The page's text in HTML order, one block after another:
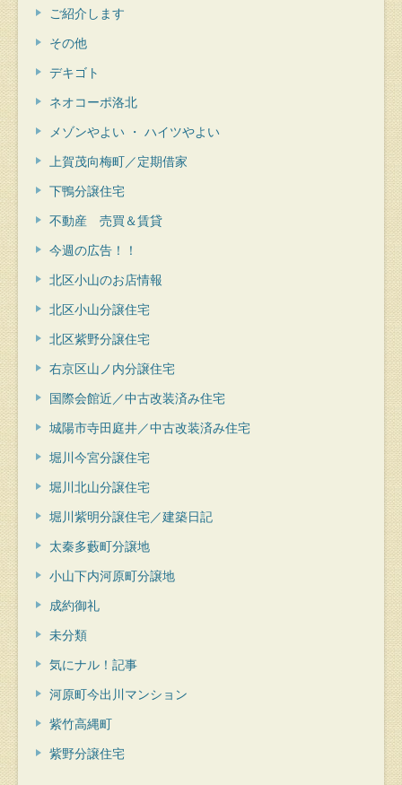
ご紹介します
その他
デキゴト
ネオコーポ洛北
メゾンやよい ・ ハイツやよい
上賀茂向梅町／定期借家
下鴨分譲住宅
不動産 売買＆賃貸
今週の広告！！
北区小山のお店情報
北区小山分譲住宅
北区紫野分譲住宅
右京区山ノ内分譲住宅
国際会館近／中古改装済み住宅
城陽市寺田庭井／中古改装済み住宅
堀川今宮分譲住宅
堀川北山分譲住宅
堀川紫明分譲住宅／建築日記
太秦多藪町分譲地
小山下内河原町分譲地
成約御礼
未分類
気にナル！記事
河原町今出川マンション
紫竹高縄町
紫野分譲住宅